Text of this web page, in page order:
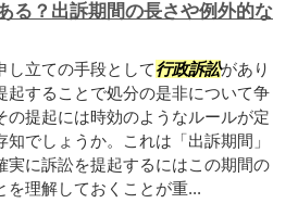
る？出訴期間の長さや例外的な
し立ての手段として行政訴訟があり
起することで処分の是非について争
の提起には時効のようなルールが定
でしょうか。これは「出訴期間」
実に訴訟を提起するにはこの期間の
を理解しておくことが重...